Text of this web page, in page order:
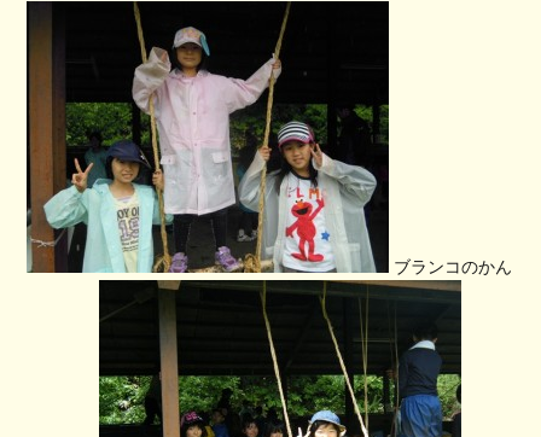
ブランコのかん